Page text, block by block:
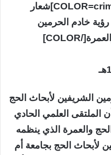
[ALIGN=CENTER][COLOR=crimson]شعار
خادم الحرمين
الشريفين في تطوير الحج والعمرة[/COLOR]
الشريفين لأبحاث الحج
الملتقى العلمي الحادي
والعمرة الذي ينظمه
لأبحاث الحج بجامعة أم